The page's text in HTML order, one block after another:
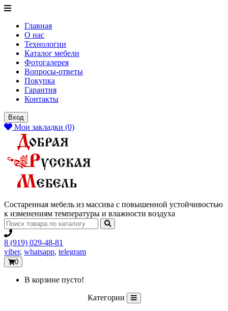
Главная
О нас
Технологии
Каталог мебели
Фотогалерея
Вопросы-ответы
Покупка
Гарантия
Контакты
Вход
Мои закладки (0)
Состаренная мебель из массива с повышенной устойчивостью
к изменениям температуры и влажности воздуха
8 (919) 029-48-81
viber, whatsapp, telegram
0
В корзине пусто!
Категории